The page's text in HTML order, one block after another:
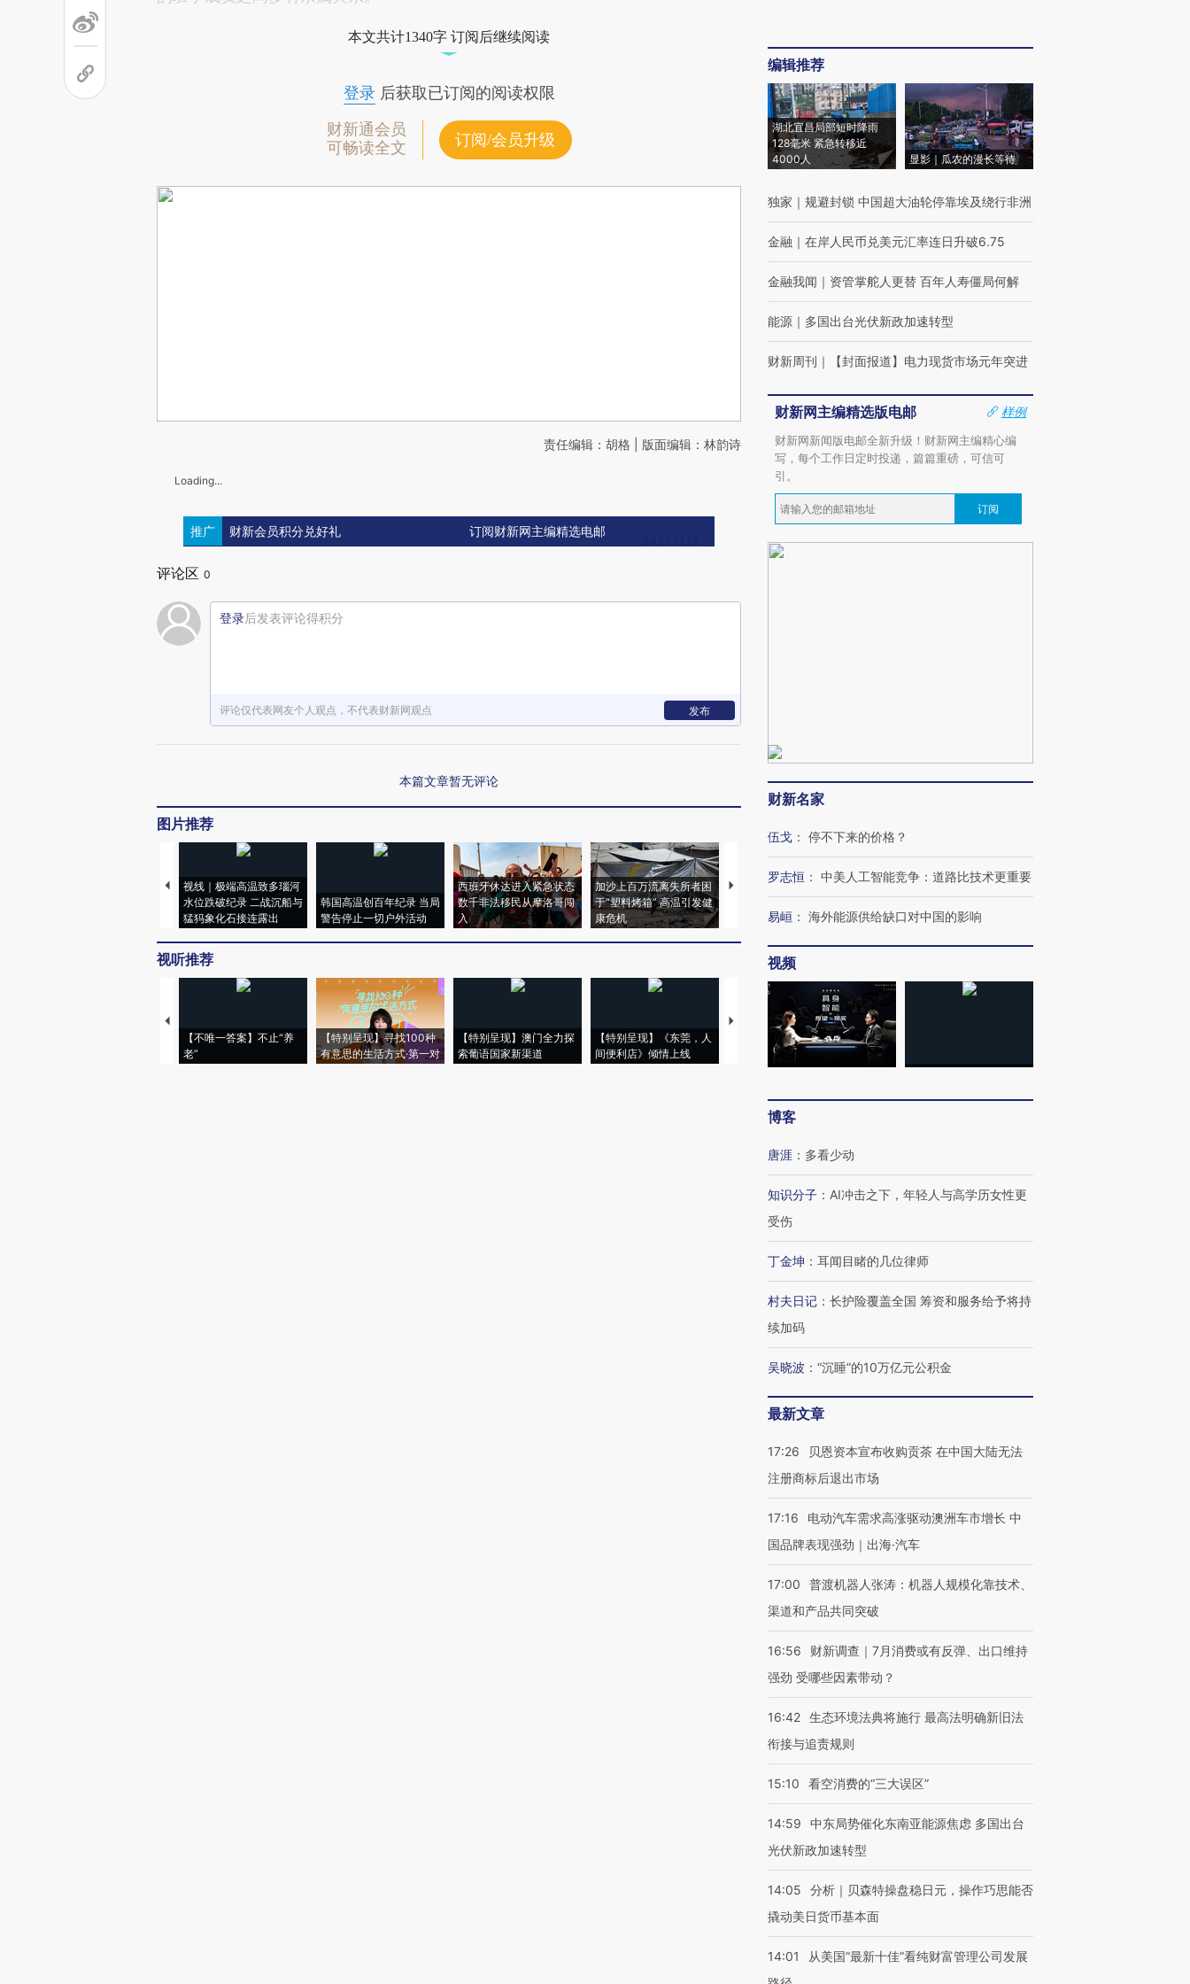
本文共计1340字 订阅后继续阅读
登录后获取已订阅的阅读权限
财新通会员
可畅读全文
订阅/会员升级
责任编辑：胡格 | 版面编辑：林韵诗
Loading...
推广 财新会员积分兑好礼 订阅财新网主编精选电邮
评论区 0
登录后发表评论得积分
评论仅代表网友个人观点，不代表财新网观点 发布
本篇文章暂无评论
图片推荐
视线｜极端高温致多瑙河
水位跌破纪录 二战沉船与
猛犸象化石接连露出
韩国高温创百年纪录 当局
警告停止一切户外活动
西班牙休达进入紧急状态
数千非法移民从摩洛哥闯
入
加沙上百万流离失所者困
于“塑料烤箱” 高温引发健
康危机
视线｜HYROX的吸金
心“花钱找虐”？
马航飞行员跨国走私7万
毒品
视线｜被称为“蟑螂”的印
视听推荐
【不唯一答案】不止“养
老”
【特别呈现】寻找100种
有意思的生活方式·第一对
【特别呈现】澳门全力探
索葡语国家新渠道
【特别呈现】《东莞，人
间便利店》倾情上线
【推广】走进第四届链博
会，让数智科技“链”接产
【特别呈现】寻找100种
有意思的生活方式·第三对
编辑推荐
湖北宜昌局部短时降雨
128毫米 紧急转移近
4000人
显影｜瓜农的漫长等待
独家 ｜ 规避封锁 中国超大油轮停靠埃及绕行非洲
金融 ｜ 在岸人民币兑美元汇率连日升破6.75
金融我闻 ｜ 资管掌舵人更替 百年人寿僵局何解
能源 ｜ 多国出台光伏新政加速转型
财新周刊 ｜ 【封面报道】电力现货市场元年突进
财新网主编精选版电邮
样例
财新网新闻版电邮全新升级！财新网主编精心编
写，每个工作日定时投递，篇篇重磅，可信可
引。
订阅
财新名家
伍戈 ： 停不下来的价格？
罗志恒 ： 中美人工智能竞争：道路比技术更重要
易峘 ： 海外能源供给缺口对中国的影响
视频
博客
唐涯 ： 多看少动
知识分子 ： AI冲击之下，年轻人与高学历女性更
受伤
丁金坤 ： 耳闻目睹的几位律师
村夫日记 ： 长护险覆盖全国 筹资和服务给予将持
续加码
吴晓波 ： “沉睡”的10万亿元公积金
最新文章
17:26
贝恩资本宣布收购贡茶 在中国大陆无法
注册商标后退出市场
17:16
电动汽车需求高涨驱动澳洲车市增长 中
国品牌表现强劲｜出海·汽车
17:00
普渡机器人张涛：机器人规模化靠技术、
渠道和产品共同突破
16:56
财新调查｜7月消费或有反弹、出口维持
强劲 受哪些因素带动？
16:42 生态环境法典将施行 最高法明确新旧法
衔接与追责规则
15:10 看空消费的“三大误区”
14:59
中东局势催化东南亚能源焦虑 多国出台
光伏新政加速转型
14:05
分析｜贝森特操盘稳日元，操作巧思能否
撬动美日货币基本面
14:01
从美国“最新十佳”看纯财富管理公司发展